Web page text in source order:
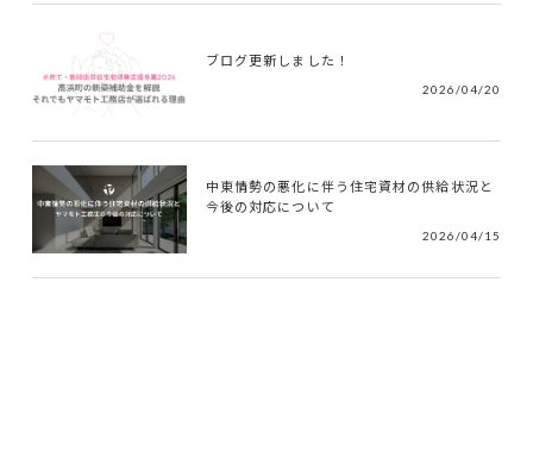
ブログ更新しました！
2026/04/20
中東情勢の悪化に伴う住宅資材の供給状況と
今後の対応について
2026/04/15